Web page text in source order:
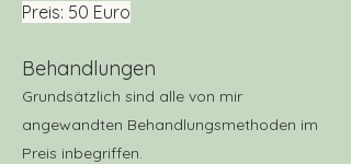
Preis: 50 Euro
Behandlungen
Grundsätzlich sind alle von mir
angewandten Behandlungsmethoden im
Preis inbegriffen.